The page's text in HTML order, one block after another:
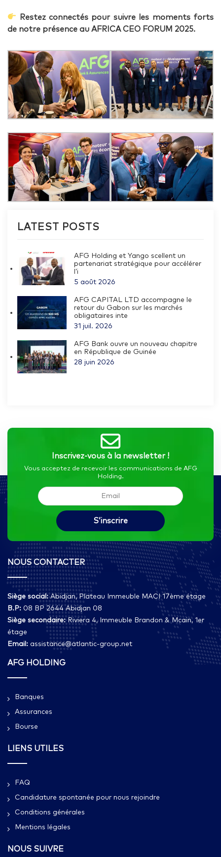
Restez connectés pour suivre les moments forts
de notre présence au AFRICA CEO FORUM 2025.
LATEST POSTS
AFG Holding et Yango scellent un
partenariat stratégique pour accélérer
l’i
5 août 2026
AFG CAPITAL LTD accompagne le
retour du Gabon sur les marchés
obligataires inte
31 juil. 2026
AFG Bank ouvre un nouveau chapitre
en République de Guinée
28 juin 2026
Inscrivez-vous à la newsletter !
Vous acceptez de recevoir les communications de AFG
Holding.
NOUS CONTACTER
Siège social:Abidjan, Plateau Immeuble MACI 17ème étage
B.P: 08 BP 2644 Abidjan 08
Siège secondaire:Riviera 4, Immeuble Brandon & Mcain, 1er
étage
Email: assistance@atlantic-group.net
AFG HOLDING
Banques
Assurances
Bourse
LIENS UTILES
FAQ
Candidature spontanée pour nous rejoindre
Conditions générales
Mentions légales
NOUS SUIVRE